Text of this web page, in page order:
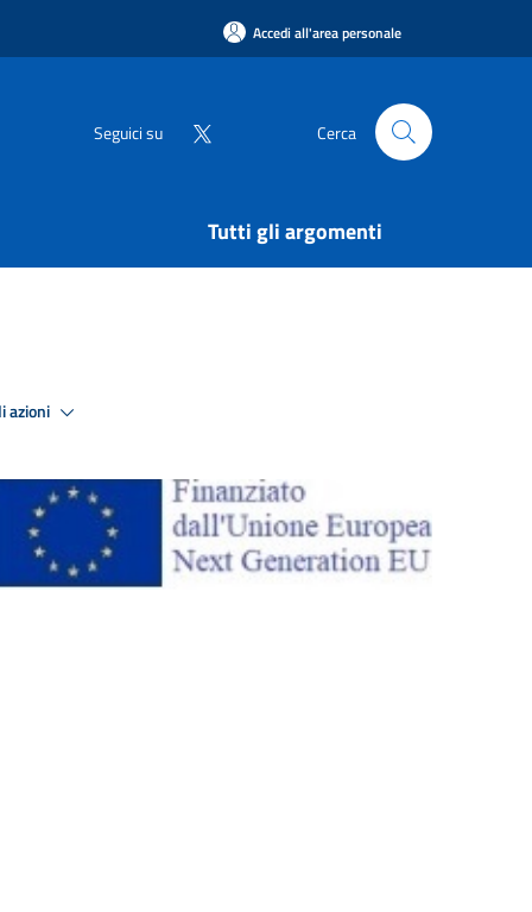
Accedi all'area personale
Seguici su Cerca
Tutti gli argomenti
azioni